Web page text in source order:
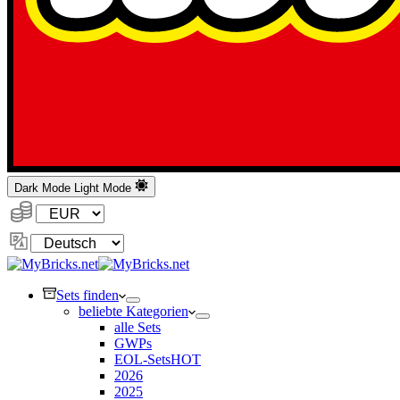
Dark Mode Light Mode
Währung:
Sprache
ändern
Sets finden
beliebte Kategorien
alle Sets
GWPs
EOL-SetsHOT
2026
2025